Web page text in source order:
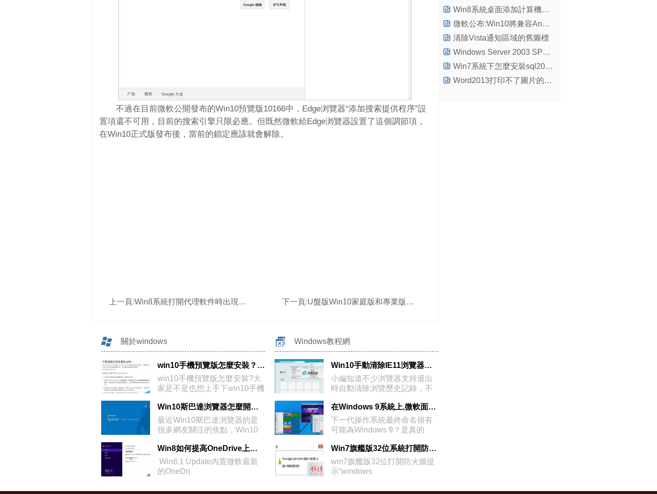
不過在目前微軟公開發布的Win10預覽版10166中，Edge浏覽器“添加搜索提供程序”設
置項還不可用，目前的搜索引擎只限必應。但既然微軟給Edge浏覽器設置了這個調節項，
在Win10正式版發布後，當前的鎖定應該就會解除。
上一頁:Win8系統打開代理軟件時出現藍屏問題的解決方法介紹 下一頁:U盤版Win10家庭版和專業版在美國亞馬遜開啟預訂:家庭版120美元
關於windows Windows教程網
win10手機預覽版怎麼安裝？win10手機預覽版安裝教程及適配機型
win10手機預覽版怎麼安裝?大
家是不是也想上手下win10手機
Win10手動清除IE11浏覽器浏覽歷史記錄
小編知道不少浏覽器支持退出
時自動清除浏覽歷史記錄，不
Win10斯巴達浏覽器怎麼開啟？win10系統斯巴達浏覽器使用體驗圖解
最近Win10斯巴達浏覽器的是
很多網友關注的焦點，Win10
在Windows 9系統上,微軟面臨的四個艱巨挑戰是什麼呢
下一代操作系統最終命名很有
可能為Windows 9？是真的
Win8如何提高OneDrive上傳速度
Win8.1 Update內置微軟最新
的OneDri
Win7旗艦版32位系統打開防火牆提示“錯誤3:系統找不到指定路徑”的解決方法
win7旗艦版32位打開防火牆提
示“windows
Win8系統桌面添加計算機圖標的圖文步驟
微軟公布:Win10將兼容Android應用
清除Vista通知區域的舊圖標
Windows Server 2003 SP2 更新補丁匯總終極版 2015年7月篇
Win7系統下怎麼安裝sql2005數據庫？
Word2013打印不了圖片的解決方法